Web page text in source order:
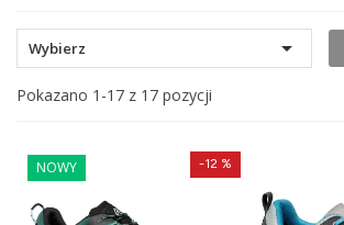
Wybierz 
Pokazano 1-17 z 17 pozycji
NOWY -12 %